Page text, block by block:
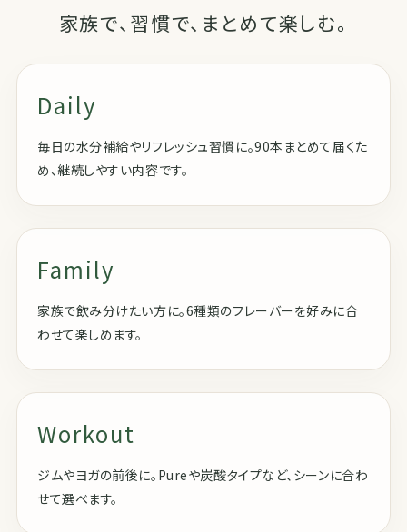
家族で、習慣で、まとめて楽しむ。
Daily
毎日の水分補給やリフレッシュ習慣に。90本まとめて届くた
め、継続しやすい内容です。
Family
家族で飲み分けたい方に。6種類のフレーバーを好みに合
わせて楽しめます。
Workout
ジムやヨガの前後に。Pureや炭酸タイプなど、シーンに合わ
せて選べます。